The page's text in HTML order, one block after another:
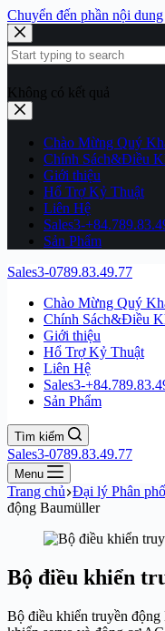
Chuyển đến phần nội dung
Không có kết quả
Chào Mừng Quý
Chính Sách&Điều
Giới thiệu
Hổ Trợ Kỷ Thuật
Liên Hệ
Sales3-
Sản Phẩm
Sales3-0789.83.49.77
Chào Mừng Quý
Chính Sách&Điều
Giới thiệu
Hổ Trợ Kỷ Thuật
Liên Hệ
Sales3-
Sản Phẩm
Tìm kiếm
Sales3-0789.83.49.77
Menu
Trang chủ Đại lý Phân
động Baumüller
Bộ điều khiển
Bộ điều khiển truyền động